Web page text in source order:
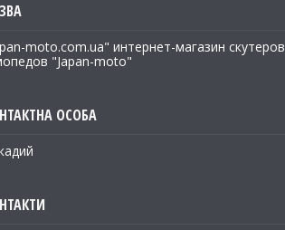
moto.com.ua" интернет-магазин скутеров
"Japan-moto"